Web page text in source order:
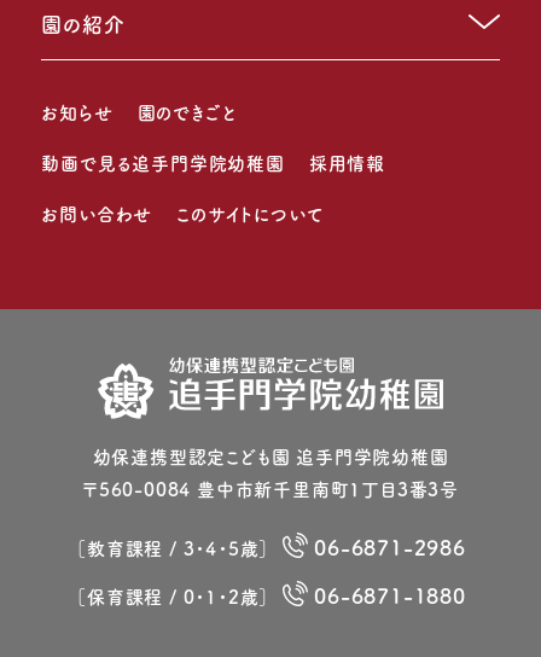
園の紹介
お知らせ 園のできごと
動画で見る追手門学院幼稚園 採用情報
お問い合わせ このサイトについて
幼保連携型認定こども園 追⼿⾨学院幼稚園
〒560-0084 豊中市新千⾥南町1丁⽬3番3号
［教育課程 / 3・4・5歳］ 06-6871-2986
［保育課程 / 0・1・2歳］ 06-6871-1880